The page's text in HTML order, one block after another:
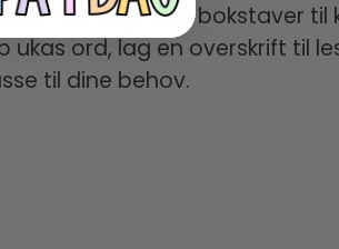
hverdag. Med bokstaver til
ord, lag en overskrift til
til dine behov.